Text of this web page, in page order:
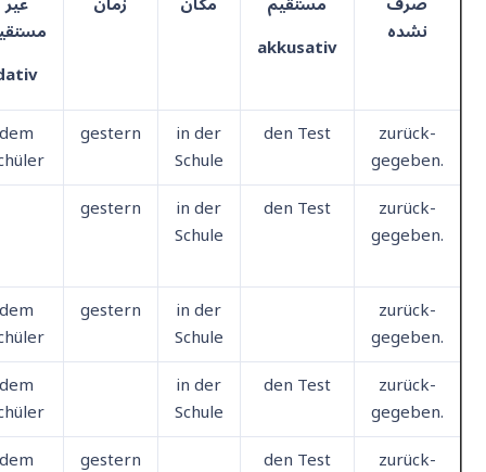
akkusativ
نشده
dem gestern in der
Schule
den Test zurück-
gegeben.
gestern
in der
Schule
den Test zurück-
gegeben.
dem gestern in der
Schule
zurück-
gegeben.
dem
in der
Schule
den Test zurück-
gegeben.
dem
gestern den Test zurück-